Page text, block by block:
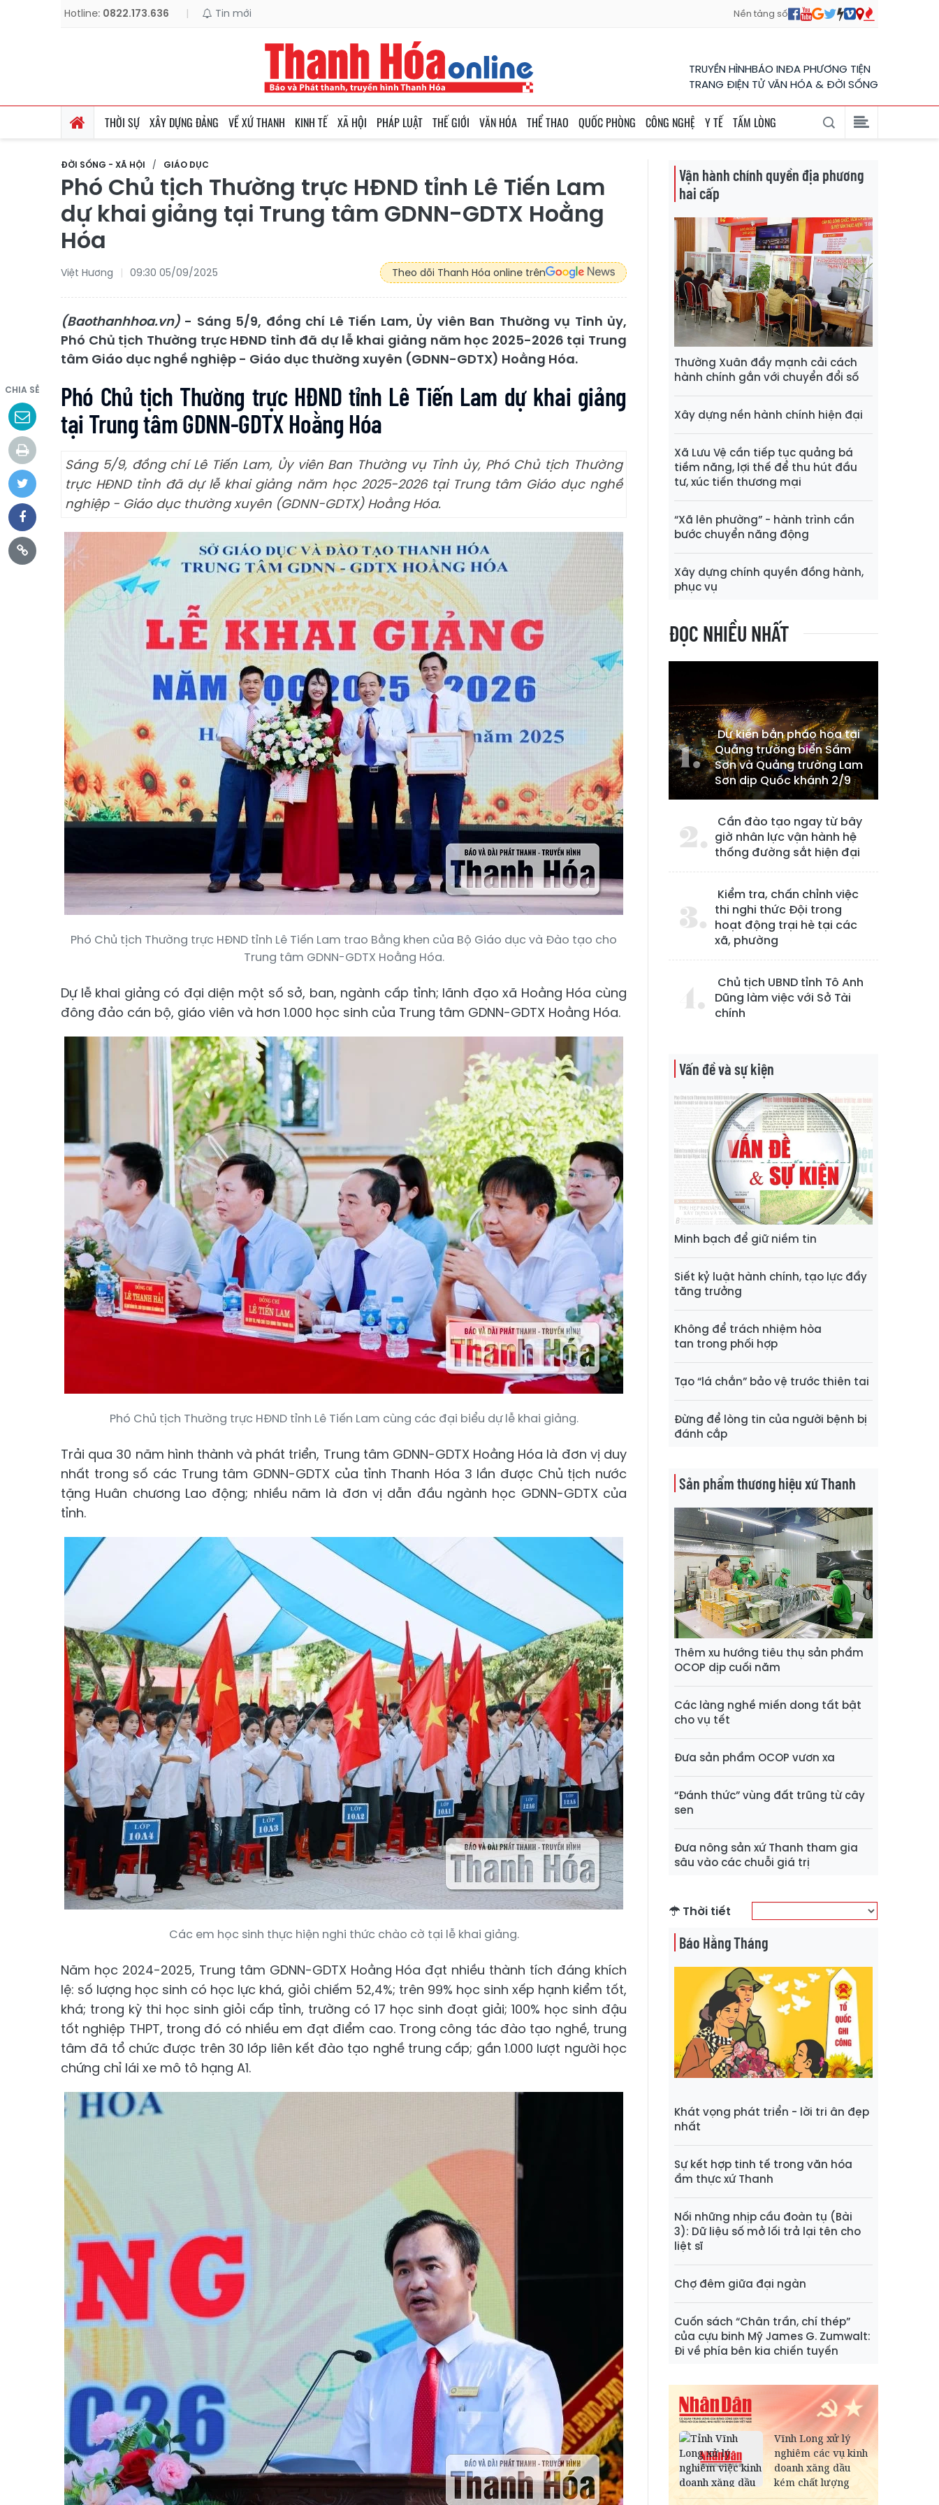
Hotline: 0822.173.636 | Tin mới Nền tảng số
TRUYỀN HÌNHBÁO INĐA PHƯƠNG TIỆN
TRANG ĐIỆN TỬ VĂN HÓA & ĐỜI SỐNG
THỜI SỰ XÂY DỰNG ĐẢNG VỀ XỨ THANH KINH TẾ XÃ HỘI PHÁP LUẬT THẾ GIỚI VĂN HÓA THỂ THAO QUỐC PHÒNG CÔNG NGHỆ Y TẾ TẤM LÒNG
ĐỜI SỐNG - XÃ HỘI GIÁO DỤC
Phó Chủ tịch Thường trực HĐND tỉnh Lê Tiến Lam
dự khai giảng tại Trung tâm GDNN-GDTX Hoằng
Hóa
Việt Hương 09:30 05/09/2025 Theo dõi Thanh Hóa online trên
(Baothanhhoa.vn) - Sáng 5/9, đồng chí Lê Tiến Lam, Ủy viên Ban Thường vụ Tỉnh ủy,
Phó Chủ tịch Thường trực HĐND tỉnh đã dự lễ khai giảng năm học 2025-2026 tại Trung
tâm Giáo dục nghề nghiệp - Giáo dục thường xuyên (GDNN-GDTX) Hoằng Hóa.
CHIA SẺ
Phó Chủ tịch Thường trực HĐND tỉnh Lê Tiến Lam dự khai giảng
tại Trung tâm GDNN-GDTX Hoằng Hóa
Sáng 5/9, đồng chí Lê Tiến Lam, Ủy viên Ban Thường vụ Tỉnh ủy, Phó Chủ tịch Thường
trực HĐND tỉnh đã dự lễ khai giảng năm học 2025-2026 tại Trung tâm Giáo dục nghề
nghiệp - Giáo dục thường xuyên (GDNN-GDTX) Hoằng Hóa.
Phó Chủ tịch Thường trực HĐND tỉnh Lê Tiến Lam trao Bằng khen của Bộ Giáo dục và Đào tạo cho
Trung tâm GDNN-GDTX Hoằng Hóa.
Dự lễ khai giảng có đại diện một số sở, ban, ngành cấp tỉnh; lãnh đạo xã Hoằng Hóa cùng
đông đảo cán bộ, giáo viên và hơn 1.000 học sinh của Trung tâm GDNN-GDTX Hoằng Hóa.
Phó Chủ tịch Thường trực HĐND tỉnh Lê Tiến Lam cùng các đại biểu dự lễ khai giảng.
Trải qua 30 năm hình thành và phát triển, Trung tâm GDNN-GDTX Hoằng Hóa là đơn vị duy
nhất trong số các Trung tâm GDNN-GDTX của tỉnh Thanh Hóa 3 lần được Chủ tịch nước
tặng Huân chương Lao động; nhiều năm là đơn vị dẫn đầu ngành học GDNN-GDTX của
tỉnh.
Các em học sinh thực hiện nghi thức chào cờ tại lễ khai giảng.
Năm học 2024-2025, Trung tâm GDNN-GDTX Hoằng Hóa đạt nhiều thành tích đáng khích
lệ: số lượng học sinh có học lực khá, giỏi chiếm 52,4%; trên 99% học sinh xếp hạnh kiểm tốt,
khá; trong kỳ thi học sinh giỏi cấp tỉnh, trường có 17 học sinh đoạt giải; 100% học sinh đậu
tốt nghiệp THPT, trong đó có nhiều em đạt điểm cao. Trong công tác đào tạo nghề, trung
tâm đã tổ chức được trên 30 lớp liên kết đào tạo nghề trung cấp; gần 1.000 lượt người học
chứng chỉ lái xe mô tô hạng A1.
Vận hành chính quyền địa phương
hai cấp
Thường Xuân đẩy mạnh cải cách
hành chính gắn với chuyển đổi số
Xây dựng nền hành chính hiện đại
Xã Lưu Vệ cần tiếp tục quảng bá
tiềm năng, lợi thế để thu hút đầu
tư, xúc tiến thương mại
“Xã lên phường” - hành trình cần
bước chuyển năng động
Xây dựng chính quyền đồng hành,
phục vụ
ĐỌC NHIỀU NHẤT
Dự kiến bắn pháo hoa tại
Quảng trường biển Sầm
Sơn và Quảng trường Lam
Sơn dịp Quốc khánh 2/9
Cần đào tạo ngay từ bây
giờ nhân lực vận hành hệ
thống đường sắt hiện đại
Kiểm tra, chấn chỉnh việc
thi nghi thức Đội trong
hoạt động trại hè tại các
xã, phường
Chủ tịch UBND tỉnh Tô Anh
Dũng làm việc với Sở Tài
chính
Vấn đề và sự kiện
Minh bạch để giữ niềm tin
Siết kỷ luật hành chính, tạo lực đẩy
tăng trưởng
Không để trách nhiệm hòa
tan trong phối hợp
Tạo “lá chắn” bảo vệ trước thiên tai
Đừng để lòng tin của người bệnh bị
đánh cắp
Sản phẩm thương hiệu xứ Thanh
Thêm xu hướng tiêu thụ sản phẩm
OCOP dịp cuối năm
Các làng nghề miến dong tất bật
cho vụ tết
Đưa sản phẩm OCOP vươn xa
“Đánh thức” vùng đất trũng từ cây
sen
Đưa nông sản xứ Thanh tham gia
sâu vào các chuỗi giá trị
Thời tiết
Báo Hằng Tháng
Khát vọng phát triển - lời tri ân đẹp
nhất
Sự kết hợp tinh tế trong văn hóa
ẩm thực xứ Thanh
Nối những nhịp cầu đoàn tụ (Bài
3): Dữ liệu số mở lối trả lại tên cho
liệt sĩ
Chợ đêm giữa đại ngàn
Cuốn sách “Chân trần, chí thép”
của cựu binh Mỹ James G. Zumwalt:
Đi về phía bên kia chiến tuyến